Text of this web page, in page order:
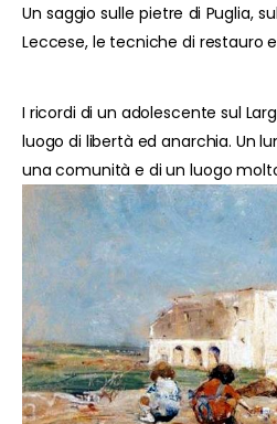
Un saggio sulle pietre di Puglia,
Leccese, le tecniche di restauro
I ricordi di un adolescente sul
luogo di libertà ed anarchia. Un
una comunità e di un luogo